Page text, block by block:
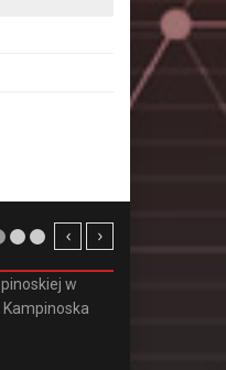
w